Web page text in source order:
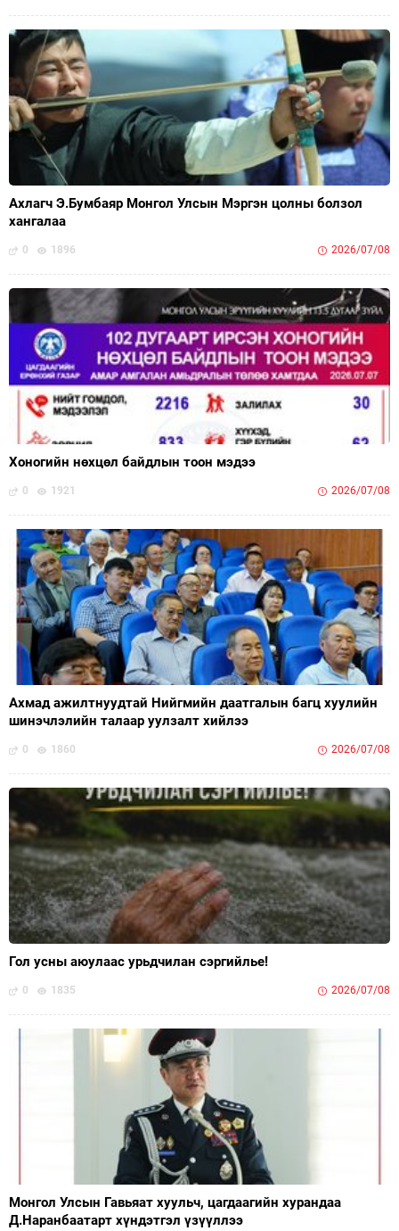
Ахлагч Э.Бумбаяр Монгол Улсын Мэргэн цолны болзол
хангалаа
0 1896 2026/07/08
Хоногийн нөхцөл байдлын тоон мэдээ
0 1921 2026/07/08
Ахмад ажилтнуудтай Нийгмийн даатгалын багц хуулийн
шинэчлэлийн талаар уулзалт хийлээ
0 1860 2026/07/08
Гол усны аюулаас урьдчилан сэргийлье!
0 1835 2026/07/08
Монгол Улсын Гавьяат хуульч, цагдаагийн хурандаа
Д.Наранбаатарт хүндэтгэл үзүүллээ